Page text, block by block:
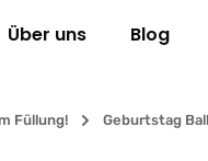
Über uns Blog
Füllung! Geburtstag